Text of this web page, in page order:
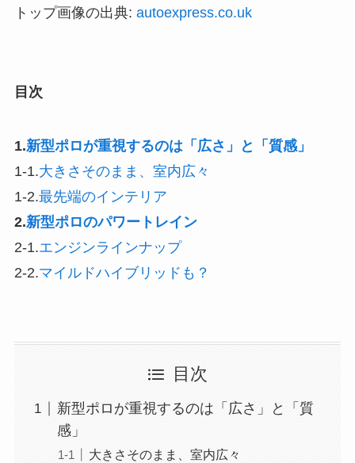
トップ画像の出典: autoexpress.co.uk
目次
1.新型ポロが重視するのは「広さ」と「質感」
1-1.大きさそのまま、室内広々
1-2.最先端のインテリア
2.新型ポロのパワートレイン
2-1.エンジンラインナップ
2-2.マイルドハイブリッドも？
目次
新型ポロが重視するのは「広さ」と「質
感」
大きさそのまま、室内広々